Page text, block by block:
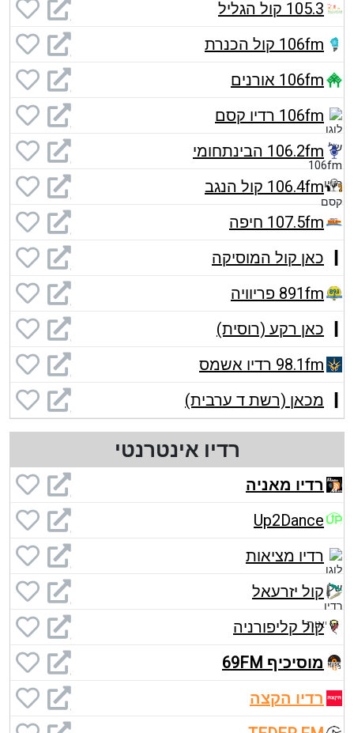
105.3 קול הגליל
106fm קול הכנרת
106fm אורנים
106fm רדיו קסם
106.2fm הבינתחומי
106.4fm קול הנגב
107.5fm חיפה
כאן קול המוסיקה
891fm פריוויה
כאן רקע (רוסית)
98.1fm רדיו אשמס
מכאן (רשת ד ערבית)
רדיו אינטרנטי
רדיו מאניה
Up2Dance
רדיו מציאות
קול יזרעאל
קול קליפורניה
מוסיכיף 69FM
רדיו הקצה